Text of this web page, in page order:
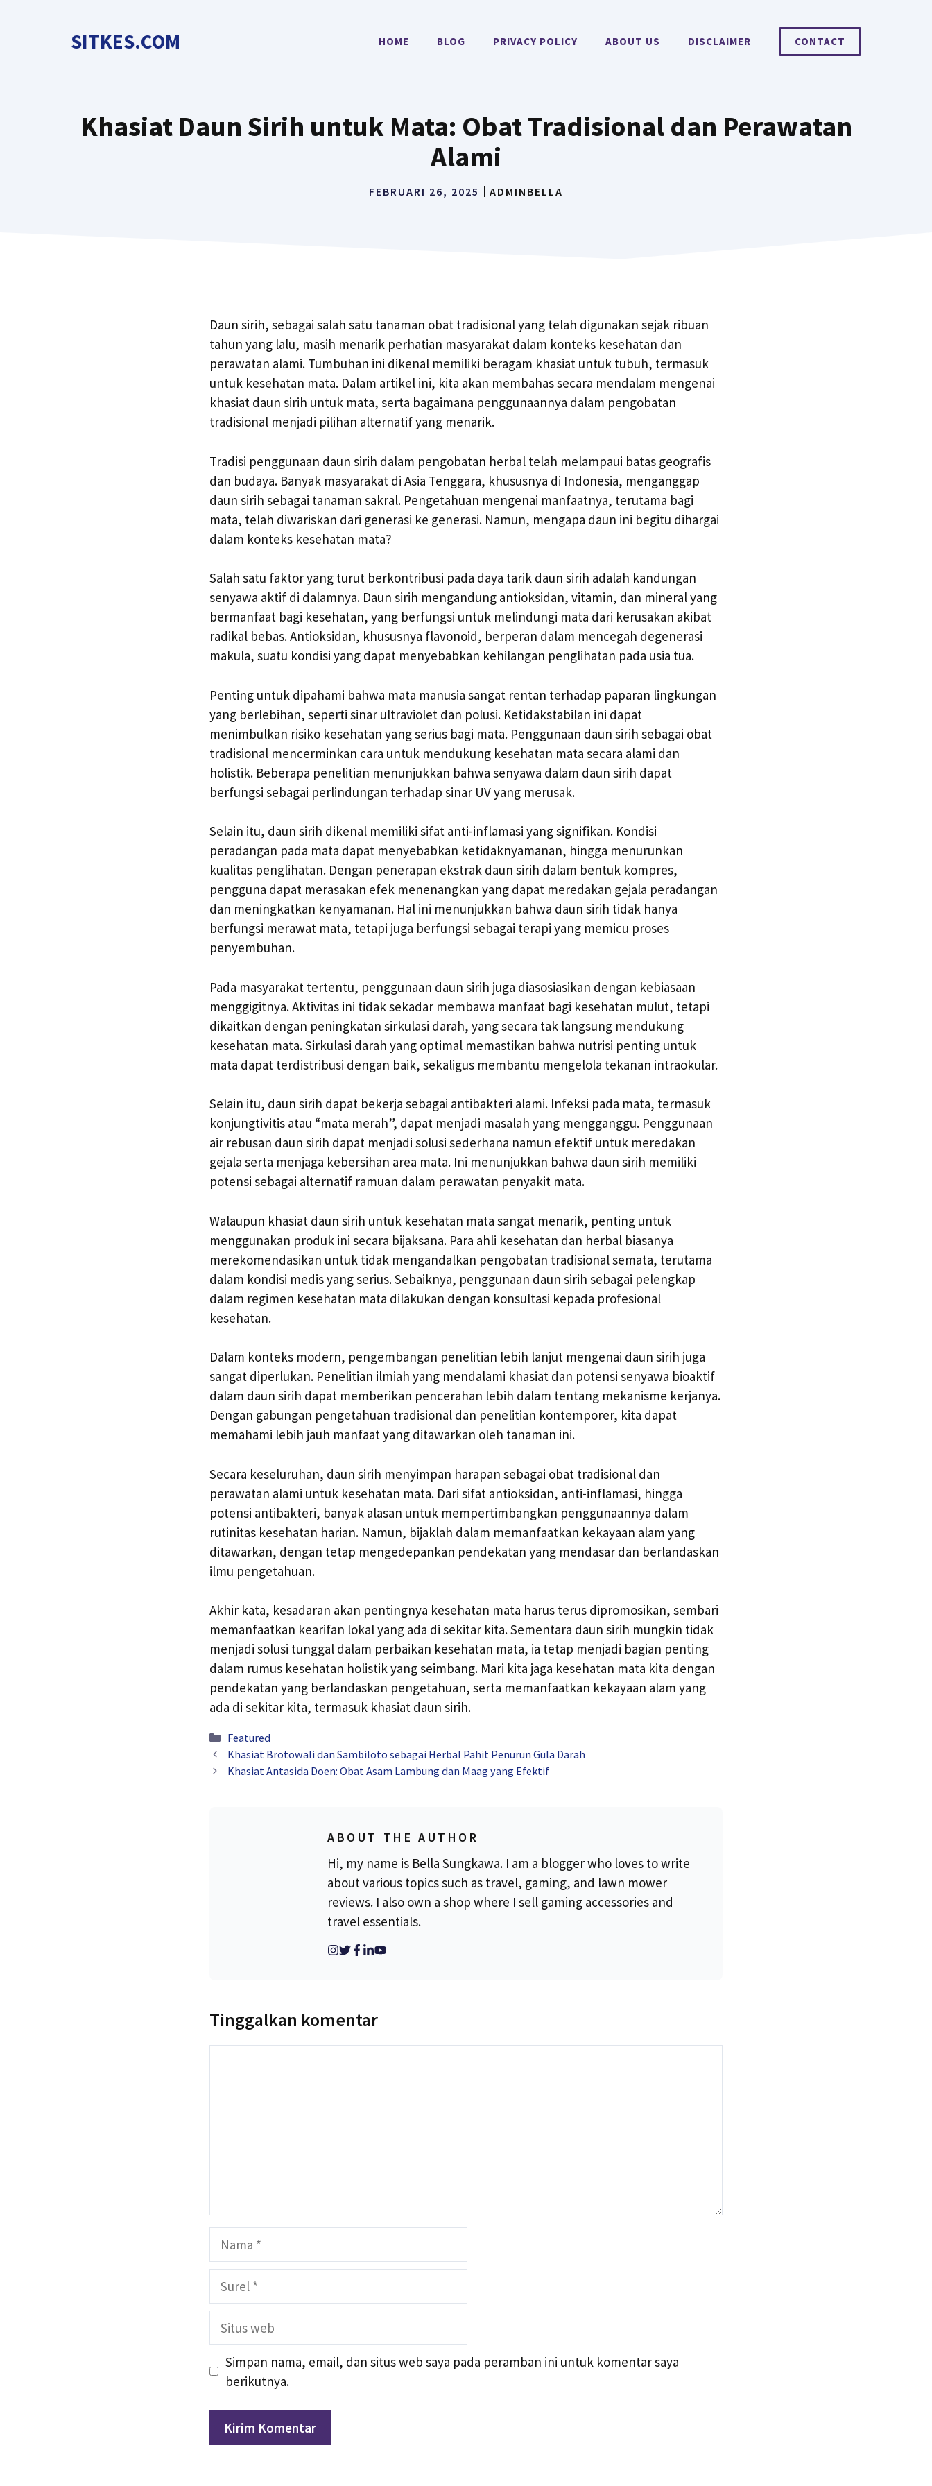
SITKES.COM HOME BLOG PRIVACY POLICY ABOUT US DISCLAIMER CONTACT
Khasiat Daun Sirih untuk Mata: Obat Tradisional dan Perawatan
Alami
FEBRUARI 26, 2025 ADMINBELLA
Daun sirih, sebagai salah satu tanaman obat tradisional yang telah digunakan sejak ribuan
tahun yang lalu, masih menarik perhatian masyarakat dalam konteks kesehatan dan
perawatan alami. Tumbuhan ini dikenal memiliki beragam khasiat untuk tubuh, termasuk
untuk kesehatan mata. Dalam artikel ini, kita akan membahas secara mendalam mengenai
khasiat daun sirih untuk mata, serta bagaimana penggunaannya dalam pengobatan
tradisional menjadi pilihan alternatif yang menarik.
Tradisi penggunaan daun sirih dalam pengobatan herbal telah melampaui batas geografis
dan budaya. Banyak masyarakat di Asia Tenggara, khususnya di Indonesia, menganggap
daun sirih sebagai tanaman sakral. Pengetahuan mengenai manfaatnya, terutama bagi
mata, telah diwariskan dari generasi ke generasi. Namun, mengapa daun ini begitu dihargai
dalam konteks kesehatan mata?
Salah satu faktor yang turut berkontribusi pada daya tarik daun sirih adalah kandungan
senyawa aktif di dalamnya. Daun sirih mengandung antioksidan, vitamin, dan mineral yang
bermanfaat bagi kesehatan, yang berfungsi untuk melindungi mata dari kerusakan akibat
radikal bebas. Antioksidan, khususnya flavonoid, berperan dalam mencegah degenerasi
makula, suatu kondisi yang dapat menyebabkan kehilangan penglihatan pada usia tua.
Penting untuk dipahami bahwa mata manusia sangat rentan terhadap paparan lingkungan
yang berlebihan, seperti sinar ultraviolet dan polusi. Ketidakstabilan ini dapat
menimbulkan risiko kesehatan yang serius bagi mata. Penggunaan daun sirih sebagai obat
tradisional mencerminkan cara untuk mendukung kesehatan mata secara alami dan
holistik. Beberapa penelitian menunjukkan bahwa senyawa dalam daun sirih dapat
berfungsi sebagai perlindungan terhadap sinar UV yang merusak.
Selain itu, daun sirih dikenal memiliki sifat anti-inflamasi yang signifikan. Kondisi
peradangan pada mata dapat menyebabkan ketidaknyamanan, hingga menurunkan
kualitas penglihatan. Dengan penerapan ekstrak daun sirih dalam bentuk kompres,
pengguna dapat merasakan efek menenangkan yang dapat meredakan gejala peradangan
dan meningkatkan kenyamanan. Hal ini menunjukkan bahwa daun sirih tidak hanya
berfungsi merawat mata, tetapi juga berfungsi sebagai terapi yang memicu proses
penyembuhan.
Pada masyarakat tertentu, penggunaan daun sirih juga diasosiasikan dengan kebiasaan
menggigitnya. Aktivitas ini tidak sekadar membawa manfaat bagi kesehatan mulut, tetapi
dikaitkan dengan peningkatan sirkulasi darah, yang secara tak langsung mendukung
kesehatan mata. Sirkulasi darah yang optimal memastikan bahwa nutrisi penting untuk
mata dapat terdistribusi dengan baik, sekaligus membantu mengelola tekanan intraokular.
Selain itu, daun sirih dapat bekerja sebagai antibakteri alami. Infeksi pada mata, termasuk
konjungtivitis atau “mata merah”, dapat menjadi masalah yang mengganggu. Penggunaan
air rebusan daun sirih dapat menjadi solusi sederhana namun efektif untuk meredakan
gejala serta menjaga kebersihan area mata. Ini menunjukkan bahwa daun sirih memiliki
potensi sebagai alternatif ramuan dalam perawatan penyakit mata.
Walaupun khasiat daun sirih untuk kesehatan mata sangat menarik, penting untuk
menggunakan produk ini secara bijaksana. Para ahli kesehatan dan herbal biasanya
merekomendasikan untuk tidak mengandalkan pengobatan tradisional semata, terutama
dalam kondisi medis yang serius. Sebaiknya, penggunaan daun sirih sebagai pelengkap
dalam regimen kesehatan mata dilakukan dengan konsultasi kepada profesional
kesehatan.
Dalam konteks modern, pengembangan penelitian lebih lanjut mengenai daun sirih juga
sangat diperlukan. Penelitian ilmiah yang mendalami khasiat dan potensi senyawa bioaktif
dalam daun sirih dapat memberikan pencerahan lebih dalam tentang mekanisme kerjanya.
Dengan gabungan pengetahuan tradisional dan penelitian kontemporer, kita dapat
memahami lebih jauh manfaat yang ditawarkan oleh tanaman ini.
Secara keseluruhan, daun sirih menyimpan harapan sebagai obat tradisional dan
perawatan alami untuk kesehatan mata. Dari sifat antioksidan, anti-inflamasi, hingga
potensi antibakteri, banyak alasan untuk mempertimbangkan penggunaannya dalam
rutinitas kesehatan harian. Namun, bijaklah dalam memanfaatkan kekayaan alam yang
ditawarkan, dengan tetap mengedepankan pendekatan yang mendasar dan berlandaskan
ilmu pengetahuan.
Akhir kata, kesadaran akan pentingnya kesehatan mata harus terus dipromosikan, sembari
memanfaatkan kearifan lokal yang ada di sekitar kita. Sementara daun sirih mungkin tidak
menjadi solusi tunggal dalam perbaikan kesehatan mata, ia tetap menjadi bagian penting
dalam rumus kesehatan holistik yang seimbang. Mari kita jaga kesehatan mata kita dengan
pendekatan yang berlandaskan pengetahuan, serta memanfaatkan kekayaan alam yang
ada di sekitar kita, termasuk khasiat daun sirih.
Kategori
Featured
Khasiat Brotowali dan Sambiloto sebagai Herbal Pahit Penurun Gula Darah
Khasiat Antasida Doen: Obat Asam Lambung dan Maag yang Efektif
ABOUT THE AUTHOR
Hi, my name is Bella Sungkawa. I am a blogger who loves to write
about various topics such as travel, gaming, and lawn mower
reviews. I also own a shop where I sell gaming accessories and
travel essentials.
Tinggalkan komentar
Nama
Surel
Situs
Simpan nama, email, dan situs web saya pada peramban ini untuk komentar saya
berikutnya.